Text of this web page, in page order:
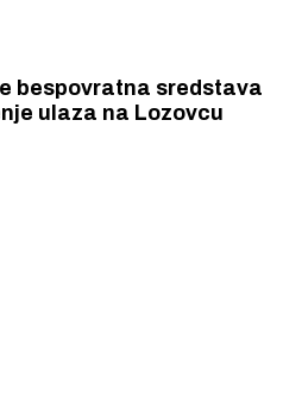
bespovratna sredstava
ulaza na Lozovcu